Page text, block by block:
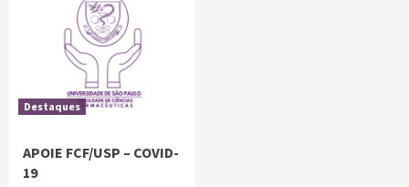
Destaques
APOIE FCF/USP – COVID-
19